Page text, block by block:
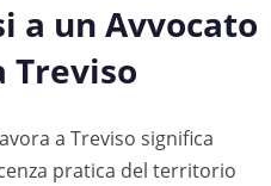
a un Avvocato
Treviso
a Treviso significa
pratica del territorio